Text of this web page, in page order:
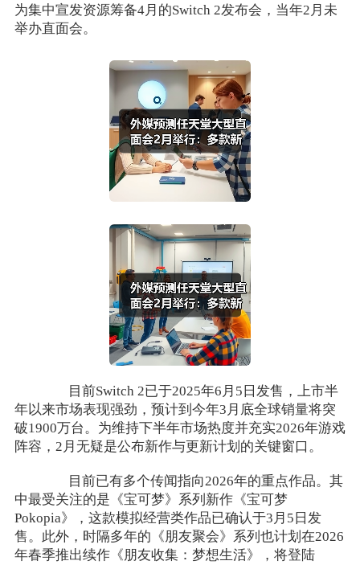
为集中宣发资源筹备4月的Switch 2发布会，当年2月未
举办直面会。
目前Switch 2已于2025年6月5日发售，上市半
年以来市场表现强劲，预计到今年3月底全球销量将突
破1900万台。为维持下半年市场热度并充实2026年游戏
阵容，2月无疑是公布新作与更新计划的关键窗口。
目前已有多个传闻指向2026年的重点作品。其
中最受关注的是《宝可梦》系列新作《宝可梦
Pokopia》，这款模拟经营类作品已确认于3月5日发
售。此外，时隔多年的《朋友聚会》系列也计划在2026
年春季推出续作《朋友收集：梦想生活》，将登陆